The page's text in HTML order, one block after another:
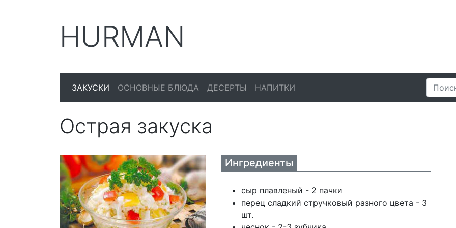
HURMAN
ЗАКУСКИ ОСНОВНЫЕ БЛЮДА ДЕСЕРТЫ НАПИТКИ
Острая закуска
Ингредиенты
сыр плавленый - 2 пачки
перец сладкий стручковый разного цвета - 3
шт.